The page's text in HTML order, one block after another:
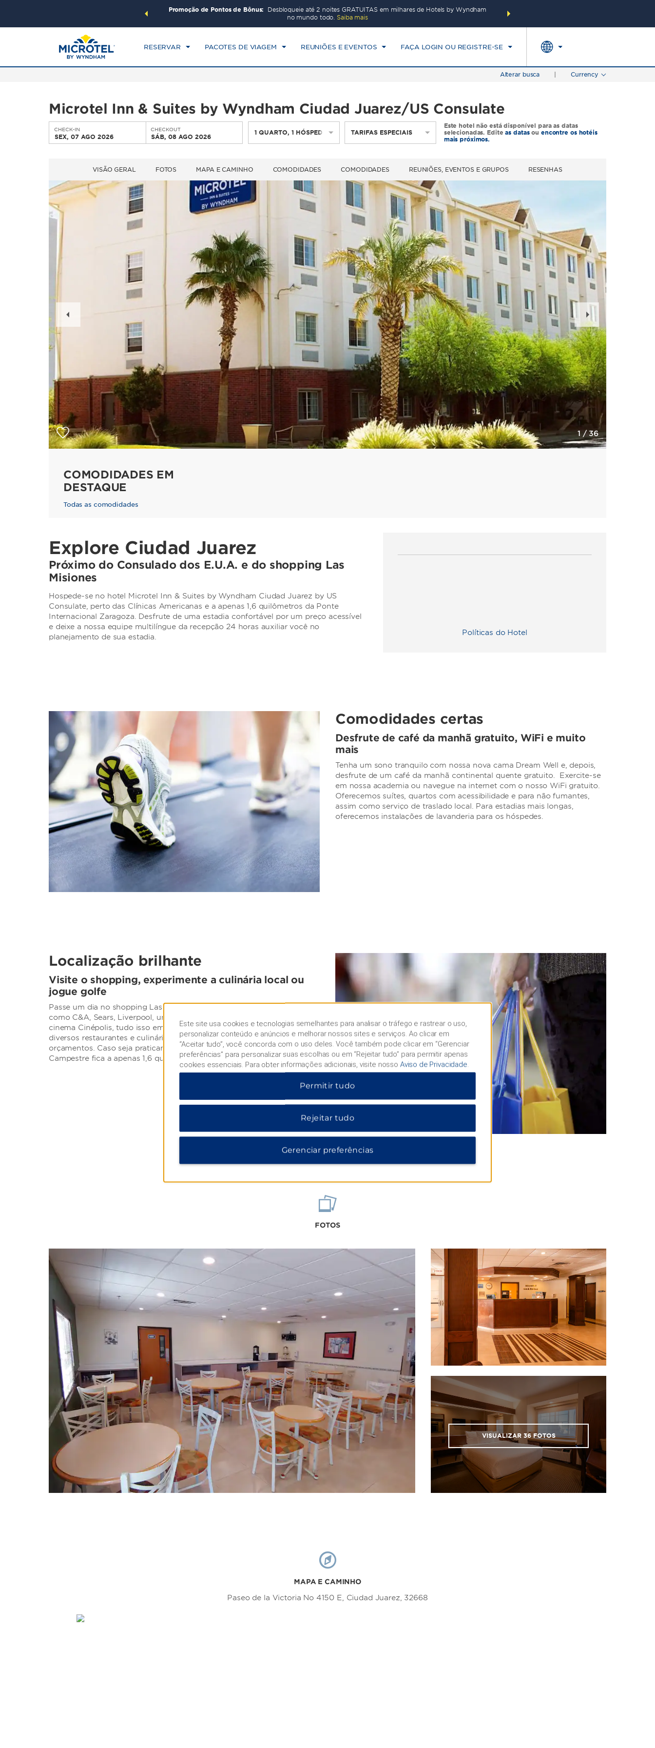
os Pacotes de Viagem Wyndham. Ganhe também
Promoção de Pontos de Bônus:
Desbloqueie até 2 noites GRATUITAS em milhares de Hotels by Wyndham
no mundo todo. Saiba mais
Faça um pacote incluindo seu hotel, voos e muito
RESERVAR PACOTES DE VIAGEM REUNIÕES E EVENTOS FAÇA LOGIN OU REGISTRE-SE
CHECK-IN CHECKOUT
SÁB, 08 AGO 2026
1 TARIFAS ESPECIAIS
Alterar busca Currency
Microtel Inn & Suites by Wyndham Ciudad Juarez/US Consulate
CHECK-IN
SEX, 07 AGO 2026
CHECKOUT
SÁB, 08 AGO 2026
1 QUARTO,1 HÓSPEDE TARIFAS ESPECIAIS
Este hotel não está disponível para as datas
selecionadas. Editeas datasou encontre os hotéis
mais próximos.
VISÃO GERAL FOTOS MAPA E CAMINHO COMODIDADES COMODIDADES REUNIÕES, EVENTOS E GRUPOS RESENHAS
1 /36
Slide
Next
Slide
COMODIDADES EM
DESTAQUE
Todas as comodidades
Políticas do Hotel
Explore Ciudad Juarez
Próximo do Consulado dos E.U.A. e do shopping Las
Misiones
Hospede-se no hotel Microtel Inn & Suites by Wyndham Ciudad Juarez by US
Consulate, perto das Clínicas Americanas e a apenas 1,6 quilômetros da Ponte
Internacional Zaragoza. Desfrute de uma estadia confortável por um preço acessível
e deixe a nossa equipe multilíngue da recepção 24 horas auxiliar você no
planejamento de sua estadia.
Comodidades certas
Desfrute de café da manhã gratuito, WiFi e muito
mais
Tenha um sono tranquilo com nossa nova cama Dream Well e, depois,
desfrute de um café da manhã continental quente gratuito. Exercite-se
em nossa academia ou navegue na internet com o nosso WiFi gratuito.
Oferecemos suítes, quartos com acessibilidade e para não fumantes,
assim como serviço de traslado local. Para estadias mais longas,
oferecemos instalações de lavanderia para os hóspedes.
Localização brilhante
Visite o shopping, experimente a culinária local ou
jogue golfe
Passe um dia no shopping Las Misiones, onde você encontrará lojas
como C&A, Sears, Liverpool, uma academia Total Fitness e salas de
cinema Cinépolis, tudo isso em frente ao hotel. Você também encontrará
diversos restaurantes e culinárias para atender a todos os gostos e
orçamentos. Caso seja praticante de golfe, o campo de golfe do Club
Campestre fica a apenas 1,6 quilômetros do hotel.
FOTOS
VISUALIZAR 36FOTOS
MAPA E CAMINHO
Paseo de la Victoria No 4150 E, Ciudad Juarez, 32668
Este site usa cookies e tecnologias semelhantes para analisar o tráfego e rastrear o uso,
personalizar conteúdo e anúncios e melhorar nossos sites e serviços. Ao clicar em
“Aceitar tudo”, você concorda com o uso deles. Você também pode clicar em “Gerenciar
preferências” para personalizar suas escolhas ou em “Rejeitar tudo” para permitir apenas
cookies essenciais. Para obter informações adicionais, visite nosso Aviso de Privacidade.
Permitir tudo
Rejeitar tudo
Gerenciar preferências